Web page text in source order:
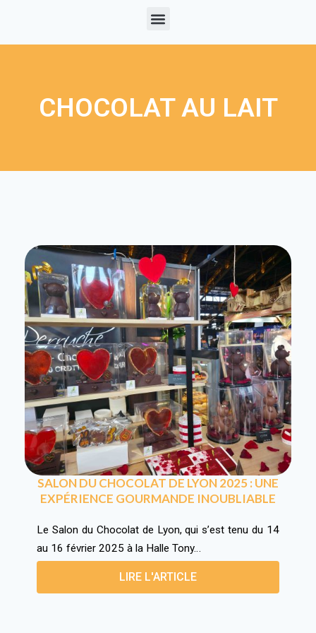
CHOCOLAT AU LAIT
SALON DU CHOCOLAT DE LYON 2025 : UNE
EXPÉRIENCE GOURMANDE INOUBLIABLE
Le Salon du Chocolat de Lyon, qui s’est tenu du 14
au 16 février 2025 à la Halle Tony…
LIRE L'ARTICLE